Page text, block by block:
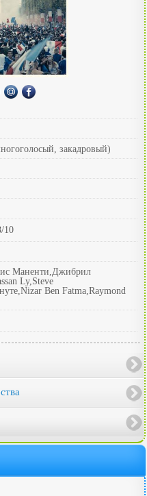
закадровый)
10
Маненти,Джибрил
Ly,Steve
Ben Fatma,Raymond